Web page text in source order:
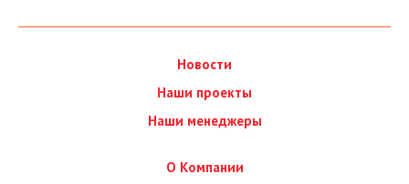
Новости
Наши проекты
Наши менеджеры
О Компании